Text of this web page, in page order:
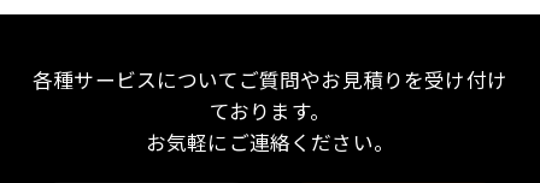
各種サービスについてご質問やお見積りを受け付け
ております。
お気軽にご連絡ください。